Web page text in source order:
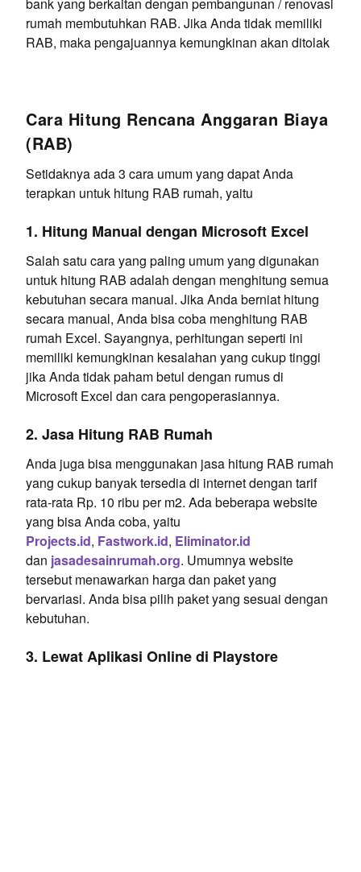
rumah membutuhkan RAB. Jika Anda tidak memiliki
RAB, maka pengajuannya kemungkinan akan ditolak
Cara Hitung Rencana Anggaran Biaya
(RAB)
Setidaknya ada 3 cara umum yang dapat Anda
terapkan untuk hitung RAB rumah, yaitu
1. Hitung Manual dengan Microsoft Excel
Salah satu cara yang paling umum yang digunakan
untuk hitung RAB adalah dengan menghitung semua
kebutuhan secara manual. Jika Anda berniat hitung
secara manual, Anda bisa coba menghitung RAB
rumah Excel. Sayangnya, perhitungan seperti ini
memiliki kemungkinan kesalahan yang cukup tinggi
jika Anda tidak paham betul dengan rumus di
Microsoft Excel dan cara pengoperasiannya.
2. Jasa Hitung RAB Rumah
Anda juga bisa menggunakan jasa hitung RAB rumah
yang cukup banyak tersedia di internet dengan tarif
rata-rata Rp. 10 ribu per m2. Ada beberapa website
yang bisa Anda coba, yaitu
Projects.id, Fastwork.id, Eliminator.id
dan jasadesainrumah.org. Umumnya website
tersebut menawarkan harga dan paket yang
bervariasi. Anda bisa pilih paket yang sesuai dengan
kebutuhan.
3. Lewat Aplikasi Online di Playstore